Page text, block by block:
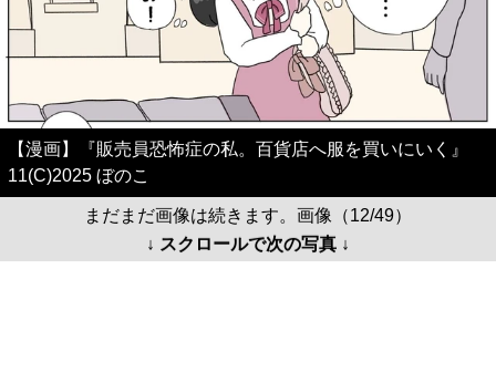
【漫画】『販売員恐怖症の私。百貨店へ服を買いにいく』
11(C)2025 ぼのこ
まだまだ画像は続きます。画像（12/49）
↓ スクロールで次の写真 ↓